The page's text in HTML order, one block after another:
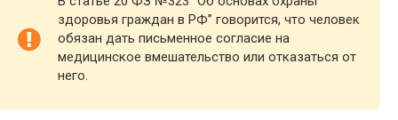
здоровья граждан в РФ” говорится, что человек
обязан дать письменное согласие на
медицинское вмешательство или отказаться от
него.